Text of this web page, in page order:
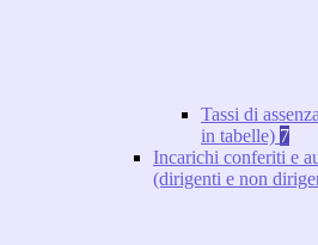
Tassi di
in tabelle) 7
Incarichi conferiti e
(dirigenti e non